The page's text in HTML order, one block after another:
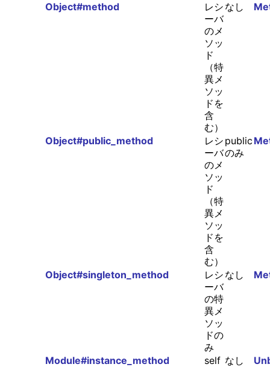
Object#method
レシ
ーバ
のメ
ソッ
ド
（特
異メ
ソッ
ドを
含
む）
なし
Object#public_method
レシ
ーバ
のメ
ソッ
ド
（特
異メ
ソッ
ドを
含
む）
public
のみ
Object#singleton_method
レシ
ーバ
の特
異メ
ソッ
ドの
み
なし
Module#instance_method
self なし